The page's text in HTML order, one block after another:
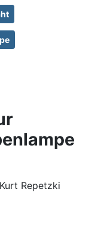
Repetzki